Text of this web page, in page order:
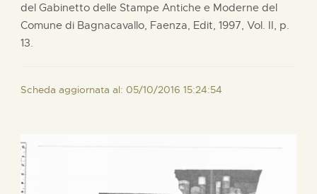
del Gabinetto delle Stampe Antiche e Moderne del
Comune di Bagnacavallo, Faenza, Edit, 1997, Vol. II, p.
13.
Scheda aggiornata al: 05/10/2016 15:24:54